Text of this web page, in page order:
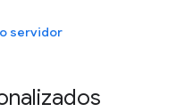
servidor